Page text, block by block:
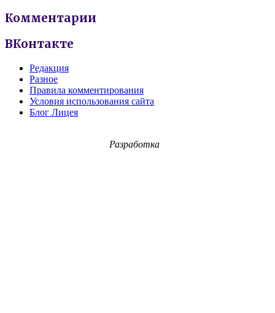
Комментарии
ВКонтакте
Редакция
Разное
Правила комментирования
Условия использования сайта
Блог Лицея
Разработка